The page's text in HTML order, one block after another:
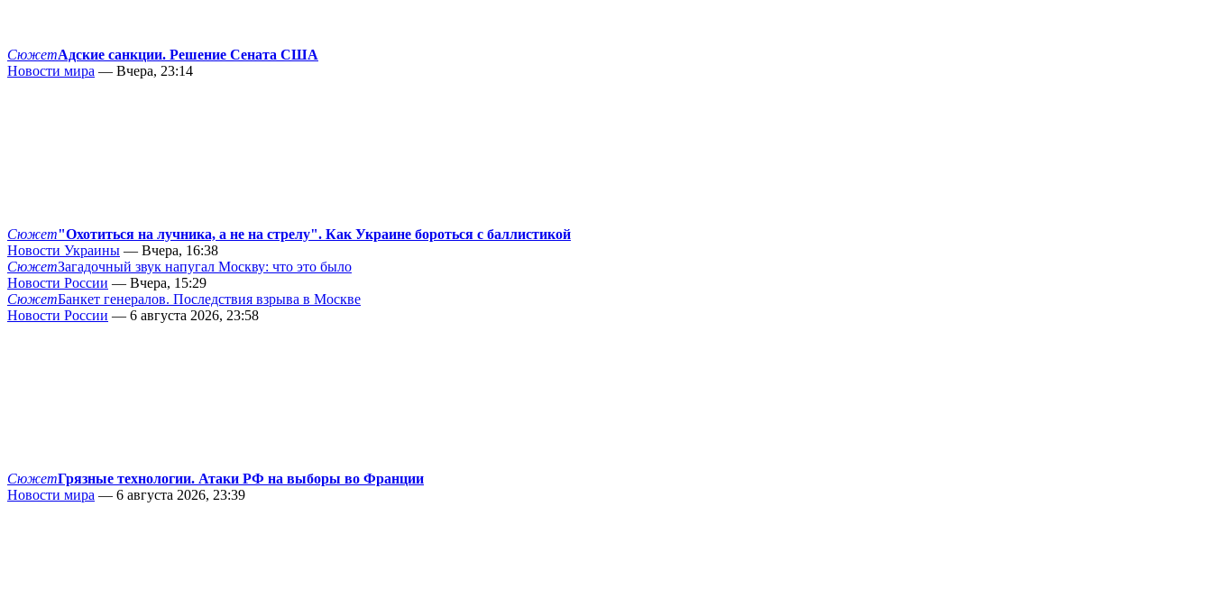
СюжетАдские санкции. Решение Сената США
Новости мира — Вчера, 23:14
Сюжет"Охотиться на лучника, а не на стрелу". Как Украине бороться с баллистикой
Новости Украины — Вчера, 16:38
СюжетЗагадочный звук напугал Москву: что это было
Новости России — Вчера, 15:29
СюжетБанкет генералов. Последствия взрыва в Москве
Новости России — 6 августа 2026, 23:58
СюжетГрязные технологии. Атаки РФ на выборы во Франции
Новости мира — 6 августа 2026, 23:39